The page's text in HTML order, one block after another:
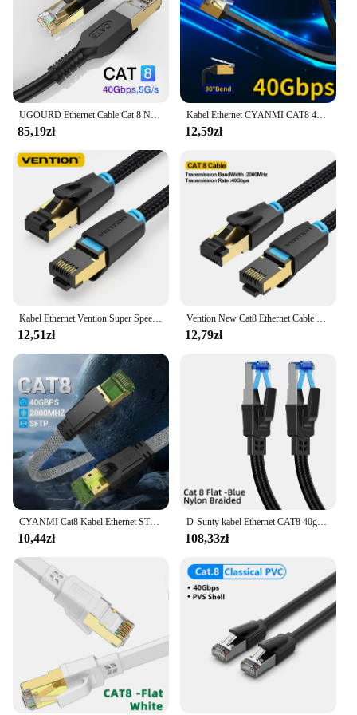
new network or upgrading an existing one, this
cable is a versatile addition that supports Cat 8
Ethernet standards and is backward compatible with
older standards, ensuring that you can enjoy the
latest technology without compromising on your
existing investments.
UGOURD Ethernet Cable Cat 8 Network Internet Lan RJ45 CAT8 Cable Round Gold Plated 40Gbps 2000MHz for Router Modem Laptop PS 5/4
85,19zł
Kabel Ethernet CYANMI CAT8 40 Gb/s Kabel Ethernet CAT 6 Sieć Lan do PC Modem Laptop PS 5 Router RJ45 Płaski kabel Ethernet Cat 8
12,59zł
Kabel Ethernet Vention Super Speed ​​Cat 8 40 Gb/s Gaming 2000 MHz Podwójna osłona Sieciowy bawełniany przewód do laptopa Router Kabel RJ45
12,51zł
Vention New Cat8 Ethernet Cable 40Gbps Gaming High Speed 2000MHz Double Shield Networking Cotton Wire for PC Modem Router Laptop
12,79zł
CYANMI Cat8 Kabel Ethernet STTP 40 Gb/s 2000 MHz Cat 8 RJ45 Kabel sieciowy Lan Patch do routera Modem Internet RJ 45 Kabel Ethernet
10,44zł
D-Sunty kabel Ethernet CAT8 40gbps nylonowy przewód sieciowy do modemu PC Laptop PS 5 Router RJ45 kabel płaski Ethernet Cat 8
108,33zł